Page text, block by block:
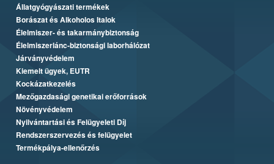
Állatgyógyászati termékek
Borászat és Alkoholos Italok
Élelmiszer- és takarmánybiztonság
Élelmiszerlánc-biztonsági laborhálózat
Járványvédelem
Kiemelt ügyek, EUTR
Kockázatkezelés
Mezőgazdasági genetikai erőforrások
Növényvédelem
Nyilvántartási és Felügyeleti Díj
Rendszerszervezés és felügyelet
Termékpálya-ellenőrzés